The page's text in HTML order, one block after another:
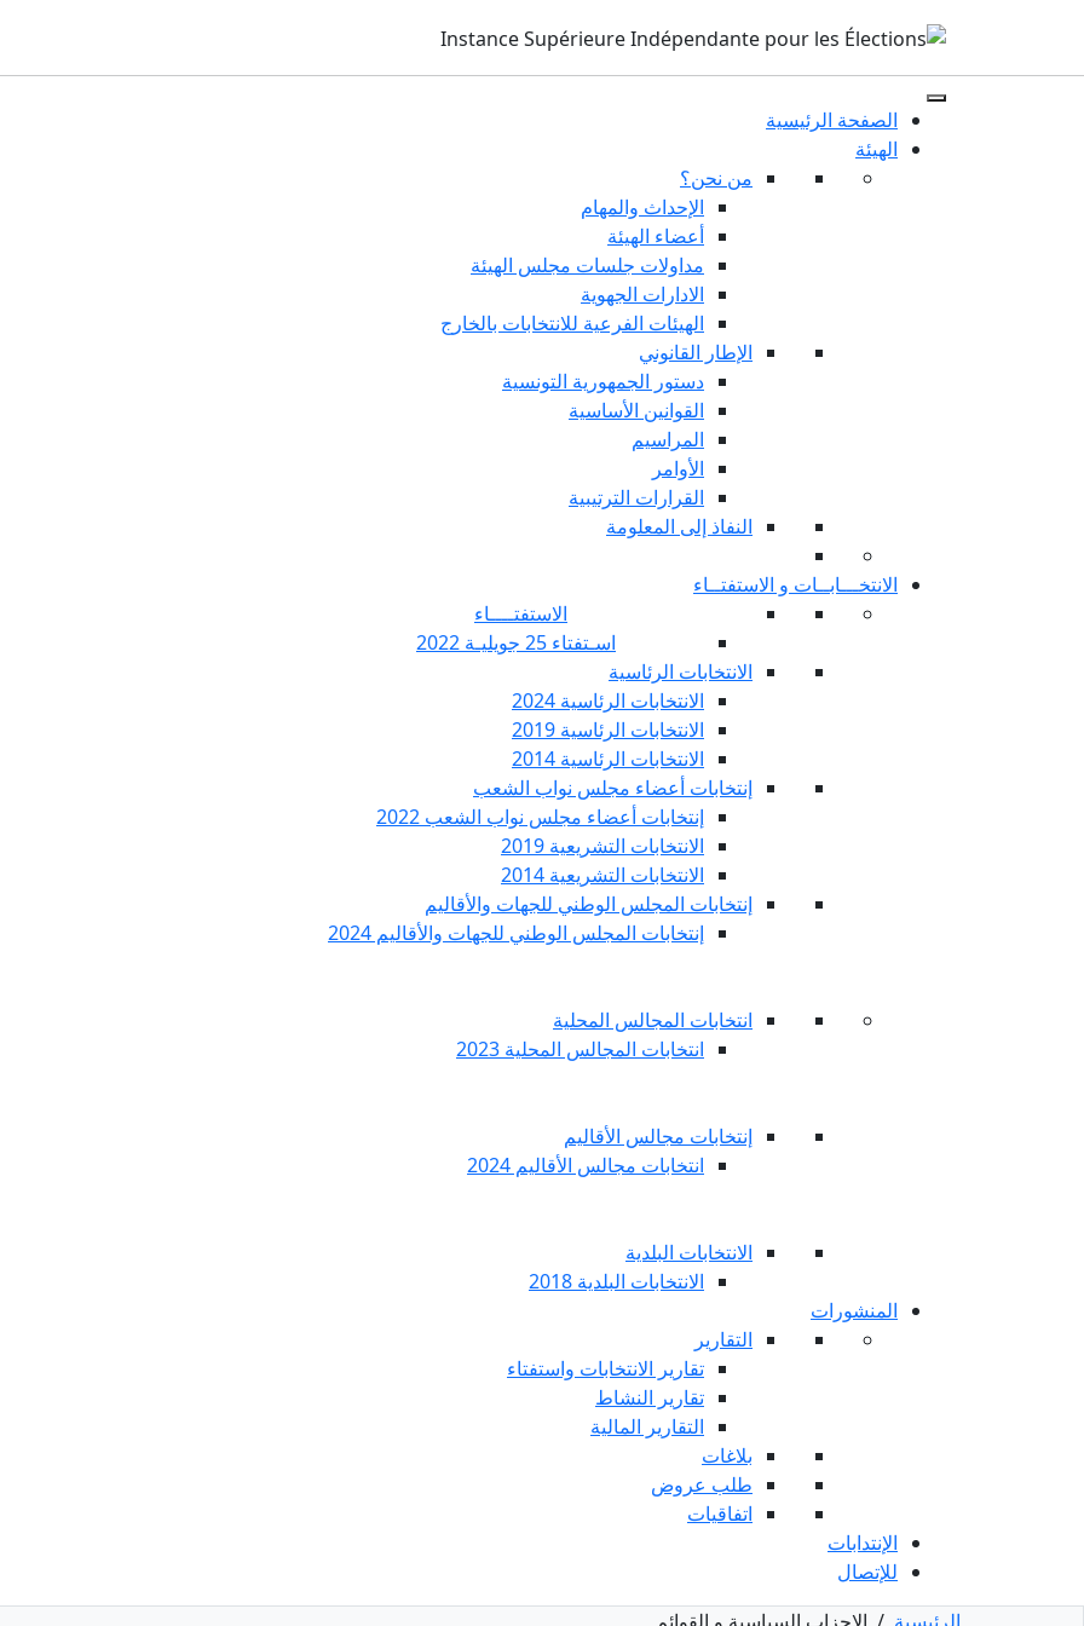
الصفحة الرئيسية
الهيئة
من نحن؟
الإحداث والمهام
أعضاء الهيئة
مداولات جلسات مجلس الهيئة
الادارات الجهوية
الهيئات الفرعية للانتخابات بالخارج
الإطار القانوني
دستور الجمهورية التونسية
القوانين الأساسية
المراسيم
الأوامر
القرارات الترتيبية
النفاذ إلى المعلومة
الانتخـــابــات و الاستفتــاء
الاستفتــــاء
اسـتفتاء 25 جويليـة 2022
الانتخابات الرئاسية
الانتخابات الرئاسية 2024
الانتخابات الرئاسية 2019
الانتخابات الرئاسية 2014
إنتخابات أعضاء مجلس نواب الشعب
إنتخابات أعضاء مجلس نواب الشعب 2022
الانتخابات التشريعية 2019
الانتخابات التشريعية 2014
إنتخابات المجلس الوطني للجهات والأقاليم
إنتخابات المجلس الوطني للجهات والأقاليم 2024
انتخابات المجالس المحلية
انتخابات المجالس المحلية 2023
إنتخابات مجالس الأقاليم
انتخابات مجالس الأقاليم 2024
الانتخابات البلدية
الانتخابات البلدية 2018
المنشورات
التقارير
تقارير الانتخابات واستفتاء
تقارير النشاط
التقارير المالية
بلاغات
طلب عروض
اتفاقيات
الإنتدابات
للإتصال